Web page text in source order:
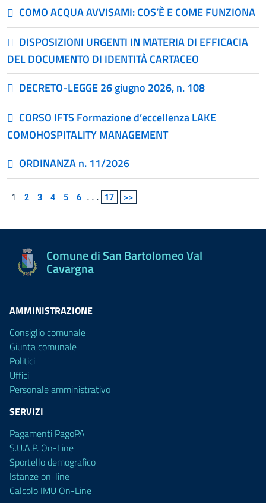
COMO ACQUA AVVISAMI: COS’È E COME FUNZIONA
DISPOSIZIONI URGENTI IN MATERIA DI EFFICACIA
DEL DOCUMENTO DI IDENTITÀ CARTACEO
DECRETO-LEGGE 26 giugno 2026, n. 108
CORSO IFTS Formazione d’eccellenza LAKE
COMOHOSPITALITY MANAGEMENT
ORDINANZA n. 11/2026
1 2 3 4 5 6 ... 17 >>
Comune di San Bartolomeo Val
Cavargna
AMMINISTRAZIONE
Consiglio comunale
Giunta comunale
Politici
Uffici
Personale amministrativo
SERVIZI
Pagamenti PagoPA
S.U.A.P. On-Line
Sportello demografico
Istanze on-line
Calcolo IMU On-Line